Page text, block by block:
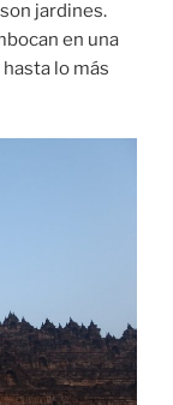
jardines.
en una
lo más